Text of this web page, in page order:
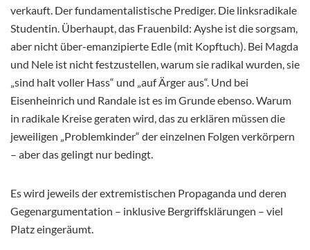
verkauft. Der fundamentalistische Prediger. Die linksradikale
Studentin. Überhaupt, das Frauenbild: Ayshe ist die sorgsam,
aber nicht über-emanzipierte Edle (mit Kopftuch). Bei Magda
und Nele ist nicht festzustellen, warum sie radikal wurden, sie
„sind halt voller Hass“ und „auf Ärger aus“. Und bei
Eisenheinrich und Randale ist es im Grunde ebenso. Warum
in radikale Kreise geraten wird, das zu erklären müssen die
jeweiligen „Problemkinder“ der einzelnen Folgen verkörpern
– aber das gelingt nur bedingt.
Es wird jeweils der extremistischen Propaganda und deren
Gegenargumentation – inklusive Bergriffsklärungen – viel
Platz eingeräumt.